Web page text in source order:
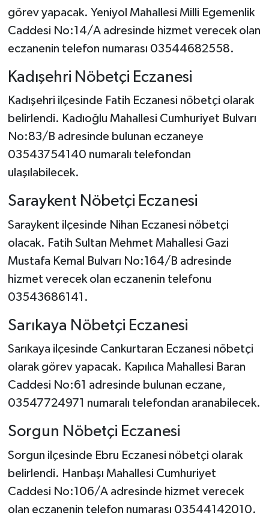
görev yapacak. Yeniyol Mahallesi Milli Egemenlik
Caddesi No:14/A adresinde hizmet verecek olan
eczanenin telefon numarası 03544682558.
Kadışehri Nöbetçi Eczanesi
Kadışehri ilçesinde Fatih Eczanesi nöbetçi olarak
belirlendi. Kadıoğlu Mahallesi Cumhuriyet Bulvarı
No:83/B adresinde bulunan eczaneye
03543754140 numaralı telefondan
ulaşılabilecek.
Saraykent Nöbetçi Eczanesi
Saraykent ilçesinde Nihan Eczanesi nöbetçi
olacak. Fatih Sultan Mehmet Mahallesi Gazi
Mustafa Kemal Bulvarı No:164/B adresinde
hizmet verecek olan eczanenin telefonu
03543686141.
Sarıkaya Nöbetçi Eczanesi
Sarıkaya ilçesinde Cankurtaran Eczanesi nöbetçi
olarak görev yapacak. Kapılıca Mahallesi Baran
Caddesi No:61 adresinde bulunan eczane,
03547724971 numaralı telefondan aranabilecek.
Sorgun Nöbetçi Eczanesi
Sorgun ilçesinde Ebru Eczanesi nöbetçi olarak
belirlendi. Hanbaşı Mahallesi Cumhuriyet
Caddesi No:106/A adresinde hizmet verecek
olan eczanenin telefon numarası 03544142010.